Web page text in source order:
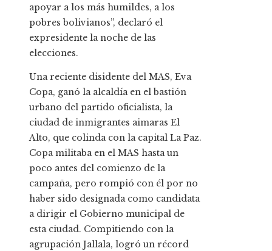
apoyar a los más humildes, a los
pobres bolivianos”, declaró el
expresidente la noche de las
elecciones.
Una reciente disidente del MAS, Eva
Copa, ganó la alcaldía en el bastión
urbano del partido oficialista, la
ciudad de inmigrantes aimaras El
Alto, que colinda con la capital La Paz.
Copa militaba en el MAS hasta un
poco antes del comienzo de la
campaña, pero rompió con él por no
haber sido designada como candidata
a dirigir el Gobierno municipal de
esta ciudad. Compitiendo con la
agrupación Jallala, logró un récord